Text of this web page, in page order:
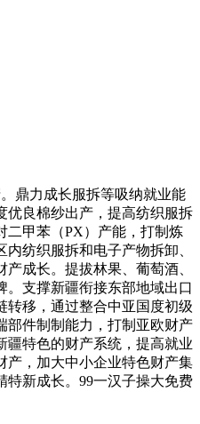
力成长服拆等吸纳就业能
优良棉纱出产，提高纺织服拆
二甲苯（PX）产能，打制炼
纺织服拆和电子产物拆卸、
成长。提拔林果、葡萄酒、
。支撑新疆衔接东部地域出口
转移，通过整合中亚国度初级
部件制制能力，打制亚欧财产
疆特色的财产系统，提高就业
产，加大中小企业特色财产集
特新成长。99一汉子操大免费